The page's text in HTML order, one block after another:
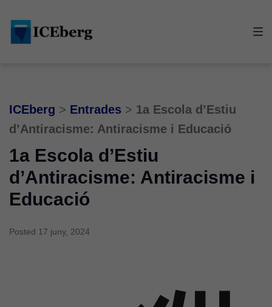
main
content
footer
ICEberg > Entrades > 1a Escola d’Estiu
d’Antiracisme: Antiracisme i Educació
1a Escola d’Estiu
d’Antiracisme: Antiracisme i
Educació
Posted 17 juny, 2024